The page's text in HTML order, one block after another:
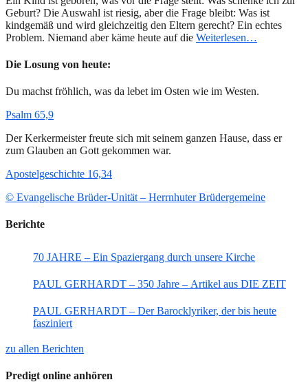
Geburt? Die Auswahl ist riesig, aber die Frage bleibt: Was ist
kindgemäß und wird gleichzeitig den Eltern gerecht? Ein echtes
Problem. Niemand aber käme heute auf die Weiterlesen…
Die Losung von heute:
Du machst fröhlich, was da lebet im Osten wie im Westen.
Psalm 65,9
Der Kerkermeister freute sich mit seinem ganzen Hause, dass er
zum Glauben an Gott gekommen war.
Apostelgeschichte 16,34
© Evangelische Brüder-Unität – Herrnhuter Brüdergemeine
Berichte
70 JAHRE – Ein Spaziergang durch unsere Kirche
PAUL GERHARDT – 350 Jahre – Artikel aus DIE ZEIT
PAUL GERHARDT – Der Barocklyriker, der bis heute
fasziniert
zu allen Berichten
Predigt online anhören